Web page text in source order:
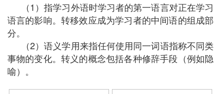
（1）指学习外语时学习者的第一语言对正在学习
语言的影响。转移效应成为学习者的中间语的组成部
分。
（2）语义学用来指任何使用同一词语指称不同类
事物的变化。转义的概念包括各种修辞手段（例如隐
喻）。